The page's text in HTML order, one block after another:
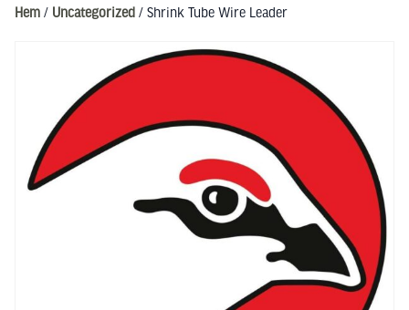
Hem / Uncategorized / Shrink Tube Wire Leader